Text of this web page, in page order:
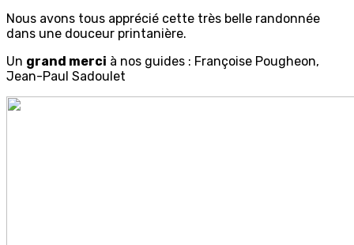
Nous avons tous apprécié cette très belle randonnée
dans une douceur printanière.
Un grand merci à nos guides : Françoise Pougheon,
Jean-Paul Sadoulet